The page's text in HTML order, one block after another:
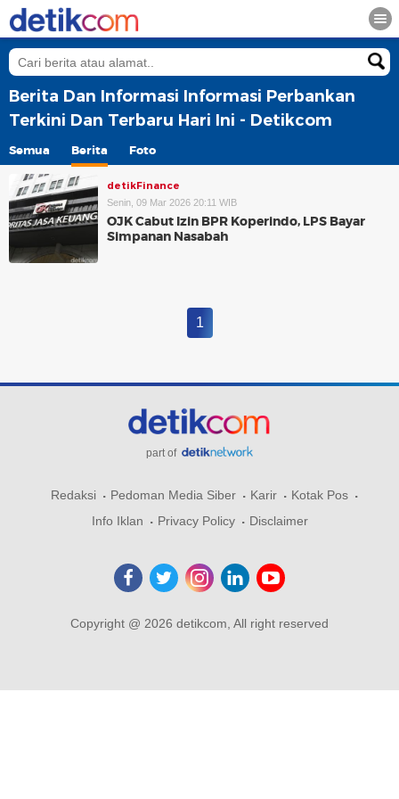
Berita Dan Informasi Informasi Perbankan
Terkini Dan Terbaru Hari Ini - Detikcom
Semua Berita Foto
detikFinance
Senin, 09 Mar 2026 20:11 WIB
OJK Cabut Izin BPR Koperindo, LPS Bayar
Simpanan Nasabah
1
part of
Redaksi Pedoman Media Siber Karir
Kotak Pos
Info Iklan
Privacy Policy Disclaimer
Copyright @ 2026 detikcom, All right reserved